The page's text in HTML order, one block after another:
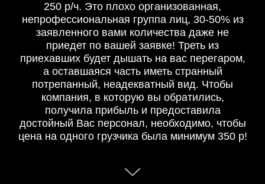
250 р/ч. Это плохо организованная,
непрофессиональная группа лиц, 30-50% из
заявленного вами количества даже не
приедет по вашей заявке! Треть из
приехавших будет дышать на вас перегаром,
а оставшаяся часть иметь странный
потрепанный, неадекватный вид. Чтобы
компания, в которую вы обратились,
получила прибыль и предоставила
достойный Вас персонал, необходимо, чтобы
цена на одного грузчика была минимум 350 р!